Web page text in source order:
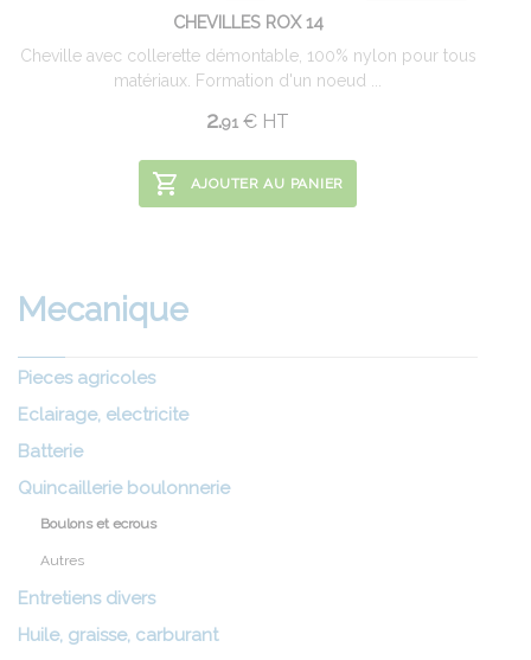
CHEVILLES ROX 14
Cheville avec collerette démontable, 100% nylon pour tous
matériaux. Formation d'un noeud ...
2.91 € HT
AJOUTER AU PANIER
Mecanique
Pieces agricoles
Eclairage, electricite
Batterie
Quincaillerie boulonnerie
Boulons et ecrous
Autres
Entretiens divers
Huile, graisse, carburant